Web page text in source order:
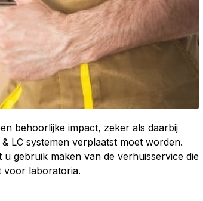
behoorlijke impact, zeker als daarbij
LC systemen verplaatst moet worden.
gebruik maken van de verhuisservice die
voor laboratoria.